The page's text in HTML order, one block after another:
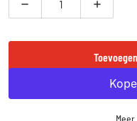
Verlaag aantal voor King
Verhoog